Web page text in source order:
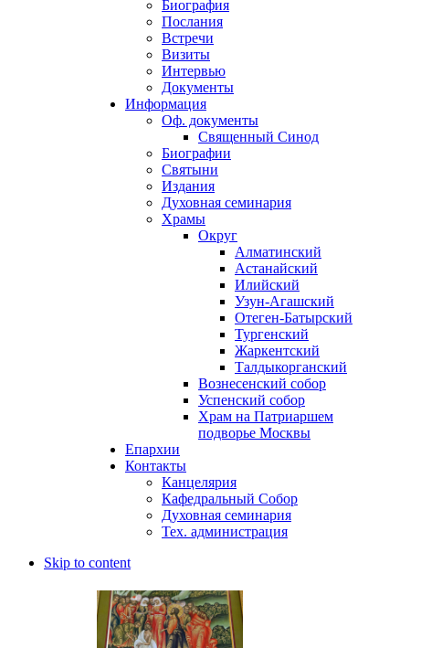
Биография
Послания
Встречи
Визиты
Интервью
Документы
Информация
Оф. документы
Священный Синод
Биографии
Святыни
Издания
Духовная семинария
Храмы
Округ
Алматинский
Астанайский
Илийский
Узун-Агашский
Отеген-Батырский
Тургенский
Жаркентский
Талдыкорганский
Вознесенский собор
Успенский собор
Храм на Патриаршем
подворье Москвы
Епархии
Контакты
Канцелярия
Кафедральный Собор
Духовная семинария
Тех. администрация
Skip to content